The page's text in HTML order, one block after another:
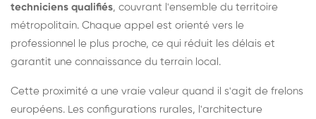
techniciens qualifiés, couvrant l'ensemble du territoire
métropolitain. Chaque appel est orienté vers le
professionnel le plus proche, ce qui réduit les délais et
garantit une connaissance du terrain local.
Cette proximité a une vraie valeur quand il s'agit de frelons
européens. Les configurations rurales, l'architecture